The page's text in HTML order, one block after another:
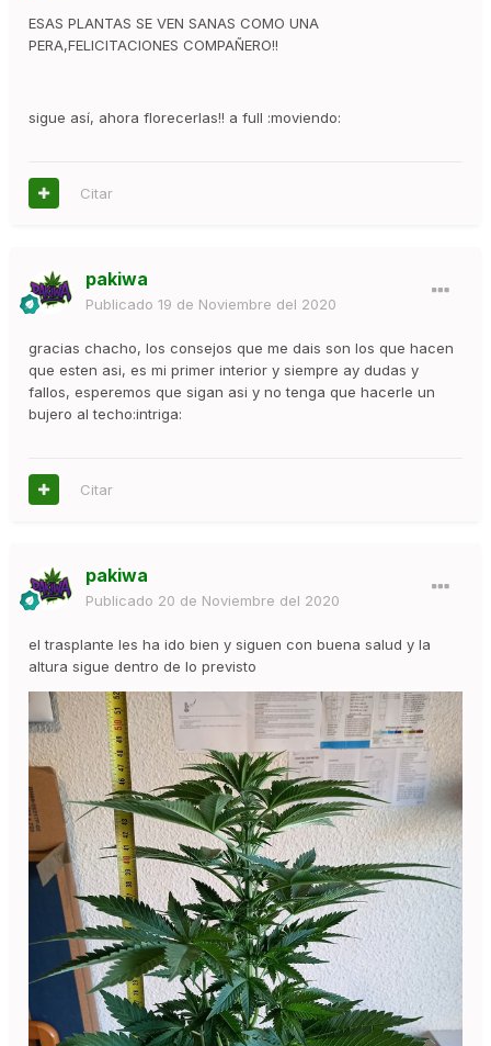
ESAS PLANTAS SE VEN SANAS COMO UNA
PERA,FELICITACIONES COMPAÑERO!!
sigue así, ahora florecerlas!! a full :moviendo:
Citar
pakiwa
Publicado 19 de Noviembre del 2020
gracias chacho, los consejos que me dais son los que hacen
que esten asi, es mi primer interior y siempre ay dudas y
fallos, esperemos que sigan asi y no tenga que hacerle un
bujero al techo:intriga:
Citar
pakiwa
Publicado 20 de Noviembre del 2020
el trasplante les ha ido bien y siguen con buena salud y la
altura sigue dentro de lo previsto